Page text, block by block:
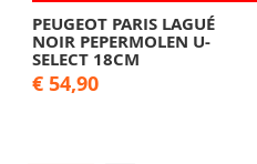
PEUGEOT PARIS LAGUÉ
NOIR PEPERMOLEN U-
SELECT 18CM
€ 54,90